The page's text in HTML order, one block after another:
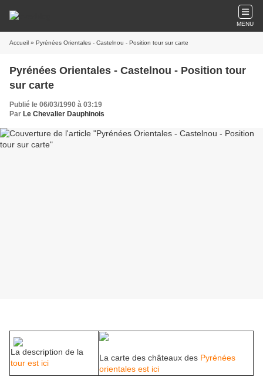
MENU
Accueil » Pyrénées Orientales - Castelnou - Position tour sur carte
Pyrénées Orientales - Castelnou - Position tour
sur carte
Publié le 06/03/1990 à 03:19
Par Le Chevalier Dauphinois
La description de la
tour est ici
La carte des châteaux des Pyrénées
orientales est ici